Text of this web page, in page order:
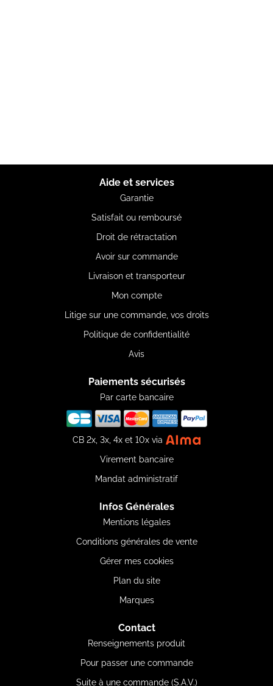
Aide et services
Garantie
Satisfait ou remboursé
Droit de rétractation
Avoir sur commande
Livraison et transporteur
Mon compte
Litige sur une commande, vos droits
Politique de confidentialité
Avis
Paiements sécurisés
Par carte bancaire
CB 2x, 3x, 4x et 10x via
Virement bancaire
Mandat administratif
Infos Générales
Mentions légales
Conditions générales de vente
Gérer mes cookies
Plan du site
Marques
Contact
Renseignements produit
Pour passer une commande
Suite à une commande (S.A.V.)